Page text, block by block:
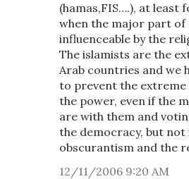
(hamas,FIS….), at least
when the major part of
influenceable by the
The islamists are the
Arab countries and we
to prevent the
the power, even if the
are with them and
the democracy, but
obscurantism and the
12/11/2006 9:20 AM